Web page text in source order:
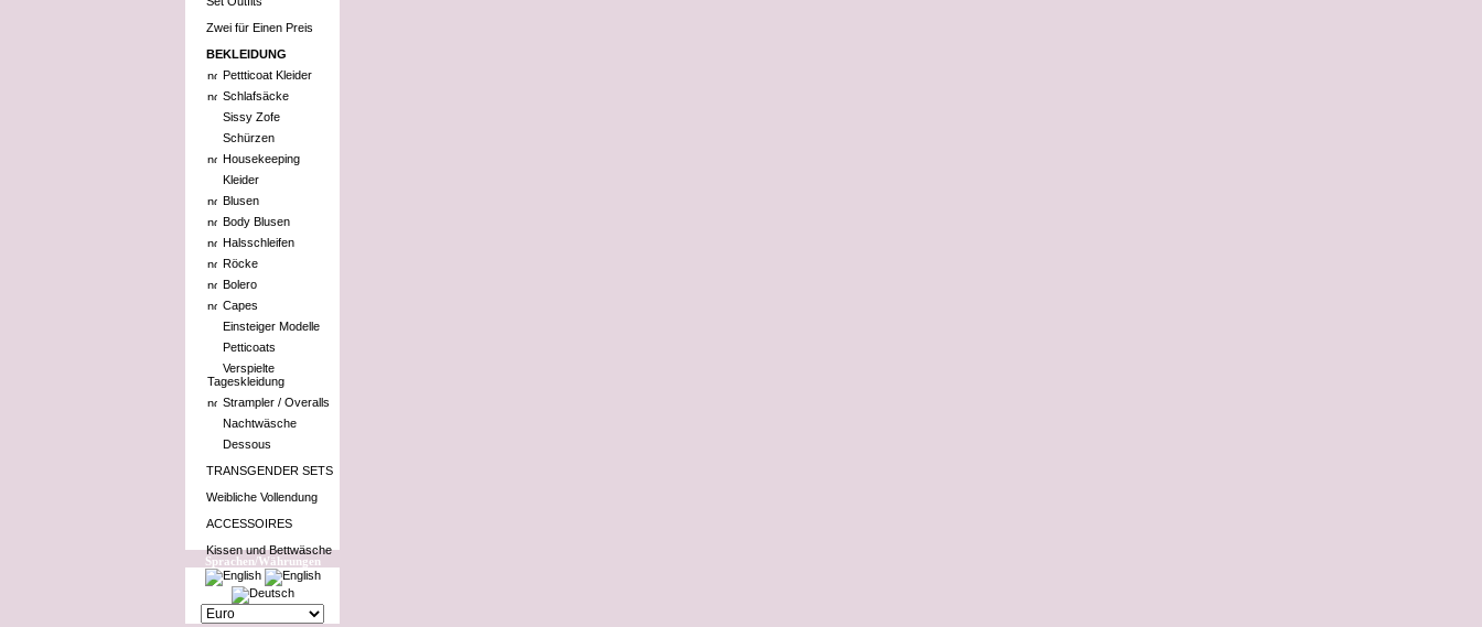
Zwei für Einen Preis
BEKLEIDUNG
Pettticoat Kleider
Schlafsäcke
Sissy Zofe
Schürzen
Housekeeping
Kleider
Blusen
Body Blusen
Halsschleifen
Röcke
Bolero
Capes
Einsteiger Modelle
Petticoats
Verspielte
Tageskleidung
Strampler / Overalls
Nachtwäsche
Dessous
TRANSGENDER SETS
Weibliche Vollendung
ACCESSOIRES
Kissen und Bettwäsche
Sprachen/Währungen